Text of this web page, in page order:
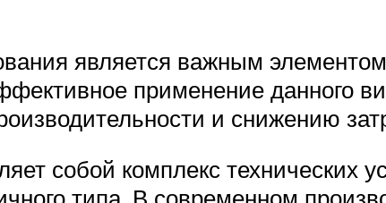
является важным
применение данного
и снижению
собой комплекс технических